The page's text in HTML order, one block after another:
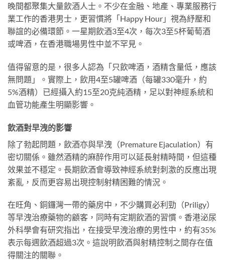
晚間都聚集大量飲酒人士。不少在金融、地產、專業服務行
業工作的香港男士，更習慣將「Happy Hour」視為紓壓和
聯誼的必備環節。一星期飲酒3至4次，每次3至5杯葡萄酒
或啤酒，在香港職場男性中並不罕見。
值得留意的是，很多人認為「只飲啤酒，酒精含量低，應該
無問題」。實際上，飲用4至5罐啤酒（每罐330毫升，約
5%酒精）已經攝入約15至20克純酒精，足以對神經系統和
血管功能產生明顯影響。
飲酒對早洩的影響
除了勃起問題，飲酒亦與早洩（Premature Ejaculation）有
密切關係。雖然酒精的麻醉作用可以延長射精時間，但這種
效果並不穩定。長期飲酒會導致神經系統對刺激的反應出現
紊亂，反而更容易出現控制射精困難的情況。
在旺角、銅鑼灣一帶的藥房中，不少購買必利勁（Priligy）
等早洩治療藥物的顧客，同時有定期飲酒的習慣。香港泌尿
外科學會有研究指出，在接受早洩治療的男性中，約有35%
表示每週飲酒超過3次。這說明飲酒與射精控制之間存在值
得關注的關聯。